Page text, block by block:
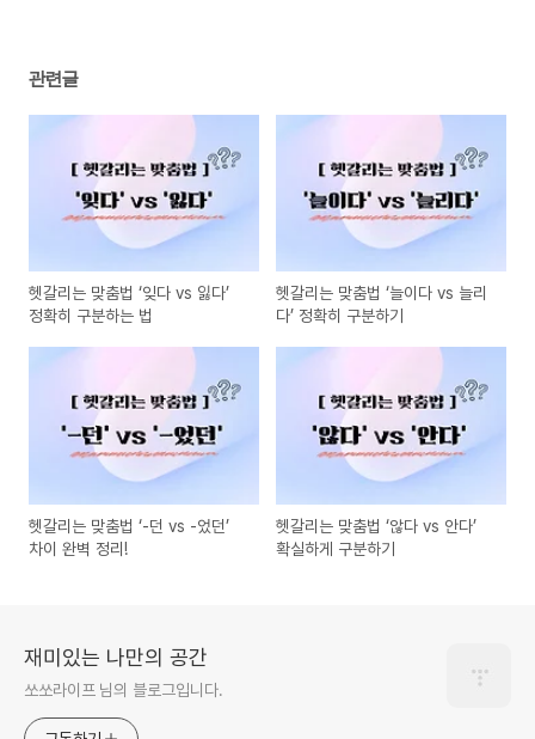
관련글
헷갈리는 맞춤법 ‘잊다 vs 잃다’
정확히 구분하는 법
헷갈리는 맞춤법 ‘늘이다 vs 늘리
다’ 정확히 구분하기
헷갈리는 맞춤법 ‘-던 vs -었던’
차이 완벽 정리!
헷갈리는 맞춤법 ‘않다 vs 안다’
확실하게 구분하기
재미있는 나만의 공간
쏘쏘라이프 님의 블로그입니다.